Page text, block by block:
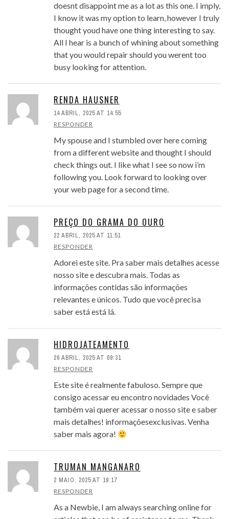
doesnt disappoint me as a lot as this one. I imply,
I know it was my option to learn, however I truly
thought youd have one thing interesting to say.
All I hear is a bunch of whining about something
that you would repair should you werent too
busy looking for attention.
RENDA HAUSNER
14 ABRIL, 2025 AT 14:55
RESPONDER
My spouse and I stumbled over here coming
from a different website and thought I should
check things out. I like what I see so now i’m
following you. Look forward to looking over
your web page for a second time.
PREÇO DO GRAMA DO OURO
22 ABRIL, 2025 AT 11:51
RESPONDER
Adorei este site. Pra saber mais detalhes acesse
nosso site e descubra mais. Todas as
informações contidas são informações
relevantes e únicos. Tudo que você precisa
saber está está lá.
HIDROJATEAMENTO
26 ABRIL, 2025 AT 09:31
RESPONDER
Este site é realmente fabuloso. Sempre que
consigo acessar eu encontro novidades Você
também vai querer acessar o nosso site e saber
mais detalhes! informaçõesexclusivas. Venha
saber mais agora!
TRUMAN MANGANARO
2 MAIO, 2025 AT 19:17
RESPONDER
As a Newbie, I am always searching online for